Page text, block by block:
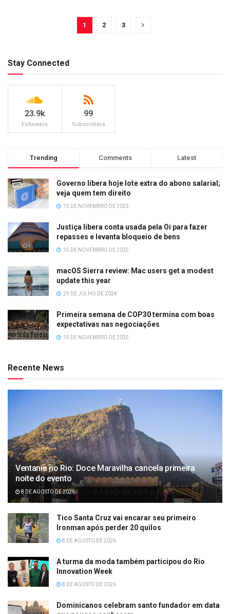
1 2 3
Stay Connected
23.9k
Followers
99
Subscribers
Trending Comments Latest
Governo libera hoje lote extra do abono salarial;
veja quem tem direito
15 DE NOVEMBRO DE 2025
Justiça libera conta usada pela Oi para fazer
repasses e levanta bloqueio de bens
15 DE NOVEMBRO DE 2025
macOS Sierra review: Mac users get a modest
update this year
29 DE JULHO DE 2024
Primeira semana de COP30 termina com boas
expectativas nas negociações
15 DE NOVEMBRO DE 2025
Recente News
Ventania no Rio: Doce Maravilha cancela primeira
noite do evento
8 DE AGOSTO DE 2026
Tico Santa Cruz vai encarar seu primeiro
Ironman após perder 20 quilos
8 DE AGOSTO DE 2026
A turma da moda também participou do Rio
Innovation Week
8 DE AGOSTO DE 2026
Dominicanos celebram santo fundador em data